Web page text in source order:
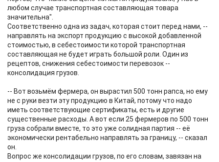
любом случае транспортная составляющая товара
значительна".
Соответственно одна из задач, которая стоит перед нами, --
направлять на экспорт продукцию с высокой добавленной
стоимостью, в себестоимости которой транспортная
составляющая не будет играть большой роли. Один из
рецептов, снижения себестоимости перевозок --
консолидация грузов.
-- Вот возьмём фермера, он вырастил 500 тонн рапса, но ему
не с руки везти эту продукцию в Китай, потому что надо
иметь соответствующие сертификаты, есть и другие
существенные расходы. А вот если 25 фермеров по 500 тонн
груза собрали вместе, то это уже солидная партия -- её
экономически рентабельно направлять за границу, -- сказал
он.
Вопрос же консолидации грузов, по его словам, завязан на